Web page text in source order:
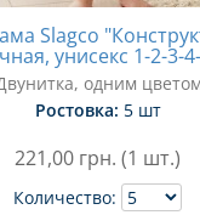
Slagco
унисекс 1-2-3-
одним цветом
Ростовка: 5 шт
221,00 грн. (1 шт.)
Количество: